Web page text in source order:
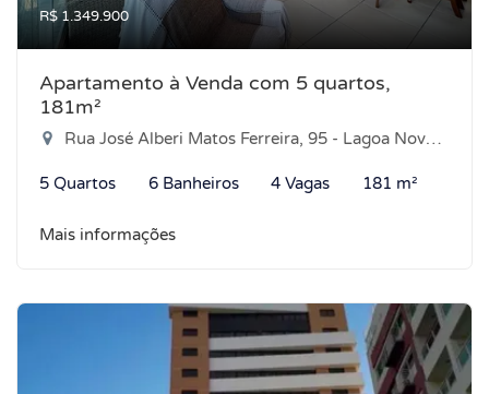
R$ 1.349.900
Apartamento à Venda com 5 quartos,
181m²
Rua José Alberi Matos Ferreira, 95 - Lagoa Nova, Natal-RN
5 Quartos 6 Banheiros 4 Vagas 181 m²
Mais informações